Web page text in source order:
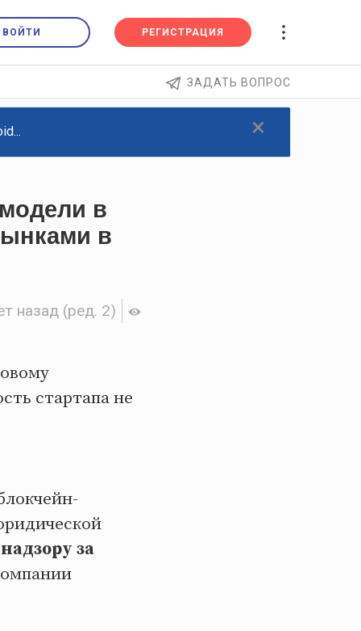
ВОЙТИ РЕГИСТРАЦИЯ
ЗАДАТЬ ВОПРОС
×
в
в
назад (ред. 2)
стартапа не
за